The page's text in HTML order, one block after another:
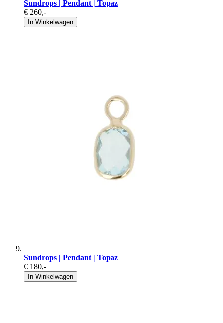
Sundrops | Pendant | Topaz
€ 260,-
In Winkelwagen
Sundrops | Pendant | Topaz
€ 180,-
In Winkelwagen